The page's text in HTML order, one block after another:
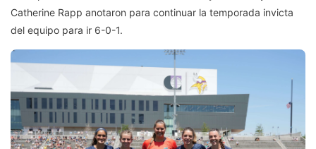
Catherine Rapp anotaron para continuar la temporada invicta
del equipo para ir 6-0-1.